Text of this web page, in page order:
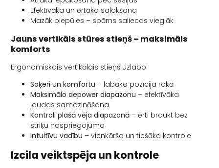
Efektīvāka un ērtāka salokšana
Mazāk piepūles – spārns saliecas vieglāk
Jauns vertikāls stūres stieņš – maksimāls
komforts
Ergonomiskais vertikālais stieņš uzlabo:
Saķeri un komfortu – labāka pozīcija rokā
Maksimālo depower diapazonu – efektīvāka
jaudas samazināšana
Kontroli plašā vēja diapazonā – ērti braukt bez
striķu nospriegojuma
Intuitīvu vadību – vienkārša un tiešāka kontrole
Izcila veiktspēja un kontrole